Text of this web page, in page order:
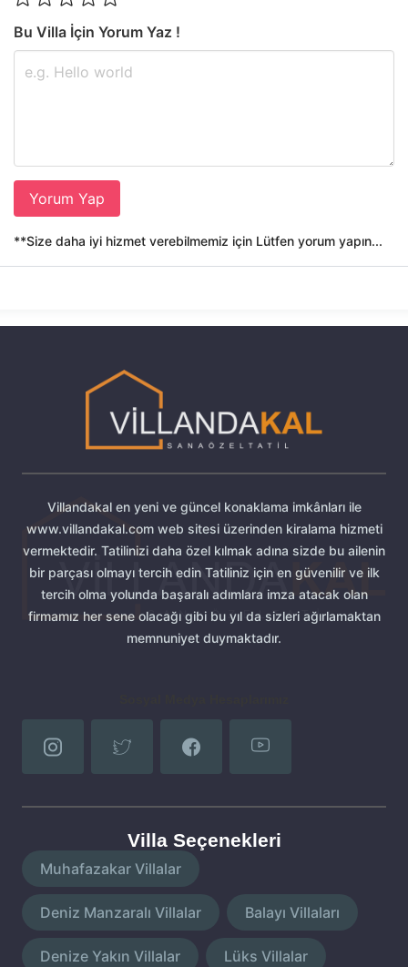
Bu Villa İçin Yorum Yaz !
Yorum Yap
**Size daha iyi hizmet verebilmemiz için Lütfen yorum yapın...
Villandakal en yeni ve güncel konaklama imkânları ile
www.villandakal.com web sitesi üzerinden kiralama hizmeti
vermektedir. Tatilinizi daha özel kılmak adına sizde bu ailenin
bir parçası olmayı tercih edin Tatiliniz için en güvenilir ve ilk
tercih olma yolunda başaralı adımlara imza atacak olan
firmamız her sene olacağı gibi bu yıl da sizleri ağırlamaktan
memnuniyet duymaktadır.
Villa Seçenekleri
Muhafazakar Villalar
Deniz Manzaralı Villalar Balayı Villaları
Denize Yakın Villalar Lüks Villalar